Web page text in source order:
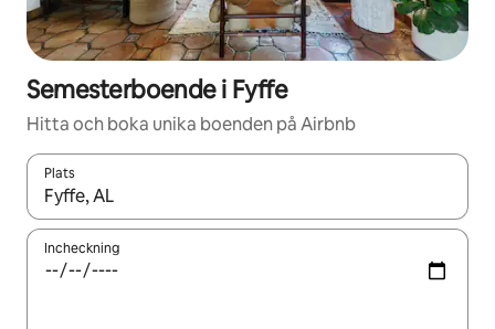
Semesterboende i Fyffe
Hitta och boka unika boenden på Airbnb
Plats
När resultaten är tillgängliga kan du navigera med upp- och
Incheckning